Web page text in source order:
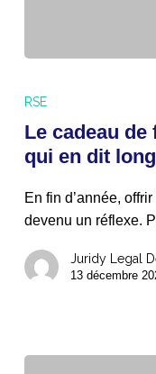
fin
d’année
Un
détail
qui
en
RSE
Le cadeau de
qui en dit long
En fin d’année,
devenu un réflexe.
Juridy Legal
13 décembre